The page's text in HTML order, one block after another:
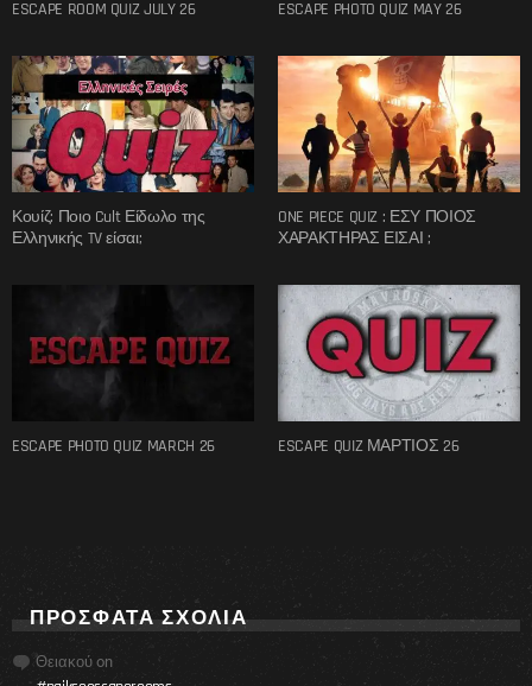
ESCAPE ROOM QUIZ JULY 26 ESCAPE PHOTO QUIZ MAY 26
Κουίζ: Ποιο Cult Είδωλο της
Ελληνικής TV είσαι;
ONE PIECE QUIZ : ΕΣΥ ΠΟΙΟΣ
ΧΑΡΑΚΤΗΡΑΣ ΕΙΣΑΙ ;
ESCAPE PHOTO QUIZ MARCH 26 ESCAPE QUIZ ΜΑΡΤΙΟΣ 26
ΠΡΌΣΦΑΤΑ ΣΧΌΛΙΑ
Θειακού on